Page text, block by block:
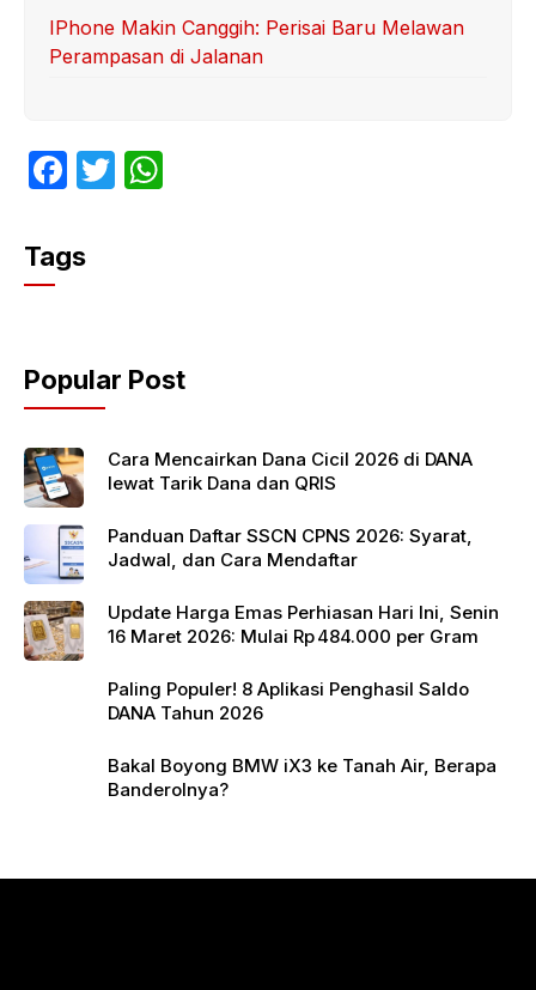
IPhone Makin Canggih: Perisai Baru Melawan
Perampasan di Jalanan
F
c
e
o
o
k
T
p
p
Tags
Popular Post
Cara Mencairkan Dana Cicil 2026 di DANA
lewat Tarik Dana dan QRIS
Panduan Daftar SSCN CPNS 2026: Syarat,
Jadwal, dan Cara Mendaftar
Update Harga Emas Perhiasan Hari Ini, Senin
16 Maret 2026: Mulai Rp 484.000 per Gram
Paling Populer! 8 Aplikasi Penghasil Saldo
DANA Tahun 2026
Bakal Boyong BMW iX3 ke Tanah Air, Berapa
Banderolnya?